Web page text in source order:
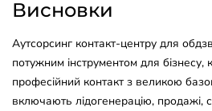
Висновки
Аутсорсинг контакт-центру для
потужним інструментом для бізнесу,
професійний контакт з великою
включають лідогенерацію, продажі,